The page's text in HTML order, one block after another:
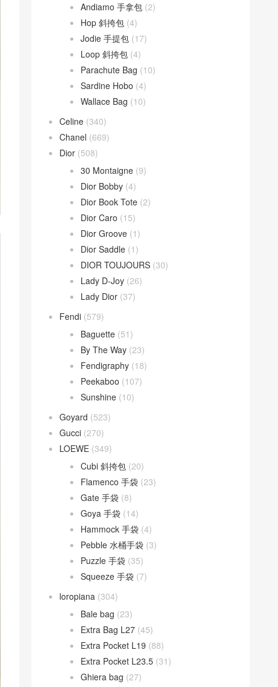
Andiamo 手拿包 (2)
Hop 斜挎包 (4)
Jodie 手提包 (17)
Loop 斜挎包 (4)
Parachute Bag (10)
Sardine Hobo (4)
Wallace Bag (10)
Celine (340)
Chanel (669)
Dior (508)
30 Montaigne (9)
Dior Bobby (4)
Dior Book Tote (2)
Dior Caro (15)
Dior Groove (1)
Dior Saddle (1)
DIOR TOUJOURS (30)
Lady D-Joy (26)
Lady Dior (37)
Fendi (579)
Baguette (51)
By The Way (23)
Fendigraphy (18)
Peekaboo (107)
Sunshine (10)
Goyard (523)
Gucci (270)
LOEWE (349)
Cubi 斜挎包 (20)
Flamenco 手袋 (23)
Gate 手袋 (8)
Goya 手袋 (14)
Hammock 手袋 (4)
Pebble 水桶手袋 (3)
Puzzle 手袋 (35)
Squeeze 手袋 (7)
loropiana (304)
Bale bag (23)
Extra Bag L27 (45)
Extra Pocket L19 (88)
Extra Pocket L23.5 (31)
Ghiera bag (27)